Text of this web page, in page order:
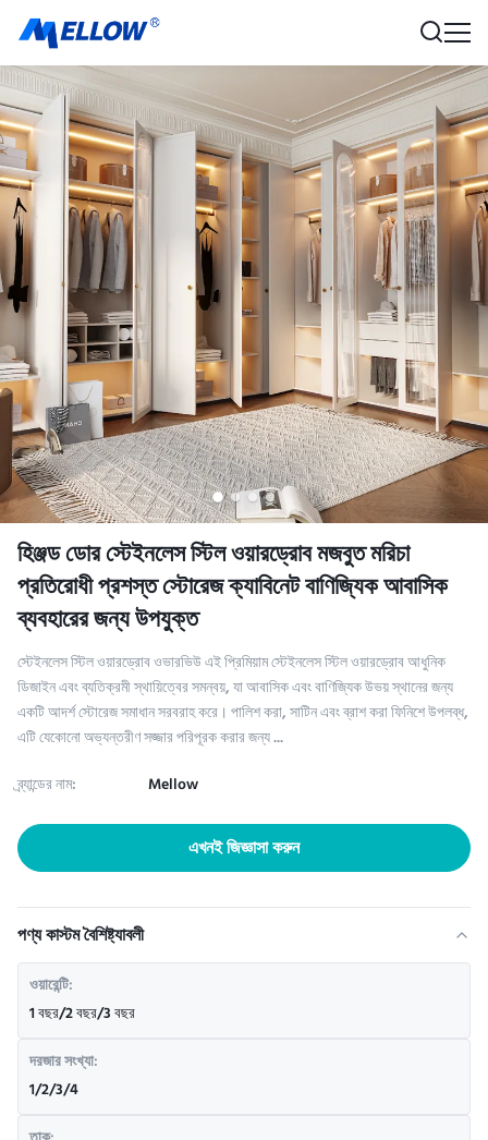
হিঞ্জড ডোর স্টেইনলেস স্টিল ওয়ারড্রোব মজবুত মরিচা
প্রতিরোধী প্রশস্ত স্টোরেজ ক্যাবিনেট বাণিজ্যিক আবাসিক
ব্যবহারের জন্য উপযুক্ত
স্টেইনলেস স্টিল ওয়ারড্রোব ওভারভিউ এই প্রিমিয়াম স্টেইনলেস স্টিল ওয়ারড্রোব আধুনিক
ডিজাইন এবং ব্যতিক্রমী স্থায়িত্বের সমন্বয়, যা আবাসিক এবং বাণিজ্যিক উভয় স্থানের জন্য
একটি আদর্শ স্টোরেজ সমাধান সরবরাহ করে। পালিশ করা, সাটিন এবং ব্রাশ করা ফিনিশে উপলব্ধ,
এটি যেকোনো অভ্যন্তরীণ সজ্জার পরিপূরক করার জন্য ...
ব্র্যান্ডের নাম:
Mellow
এখনই জিজ্ঞাসা করুন
পণ্য কাস্টম বৈশিষ্ট্যাবলী
ওয়ারেন্টি:
1 বছর/2 বছর/3 বছর
দরজার সংখ্যা:
1/2/3/4